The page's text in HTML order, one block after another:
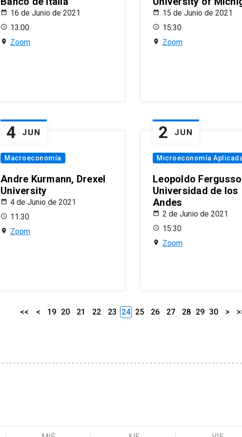
16 de Junio de 2021
13:00
Zoom
15 de Junio de 2021
15:30
Zoom
4 JUN
Macroeconomía
Andre Kurmann, Drexel
University
4 de Junio de 2021
11:30
Zoom
2 JUN
Microeconomía
Leopoldo
Universidad de los
Andes
2 de Junio de 2021
15:30
Zoom
<< < 19 20 21 22 23 24 25 26 27 28 29 30 >